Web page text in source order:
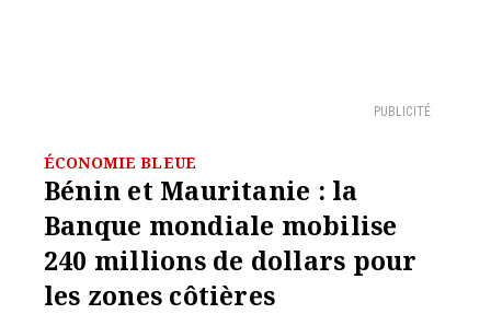
PUBLICITÉ
ÉCONOMIE BLEUE
Bénin et Mauritanie : la
Banque mondiale mobilise
240 millions de dollars pour
les zones côtières